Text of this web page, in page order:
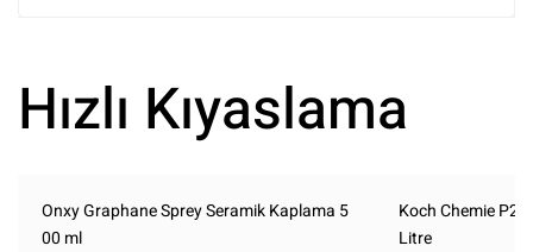
Hızlı Kıyaslama
Onxy Graphane Sprey Seramik Kaplama 5
00 ml
Koch Chemie
Litre